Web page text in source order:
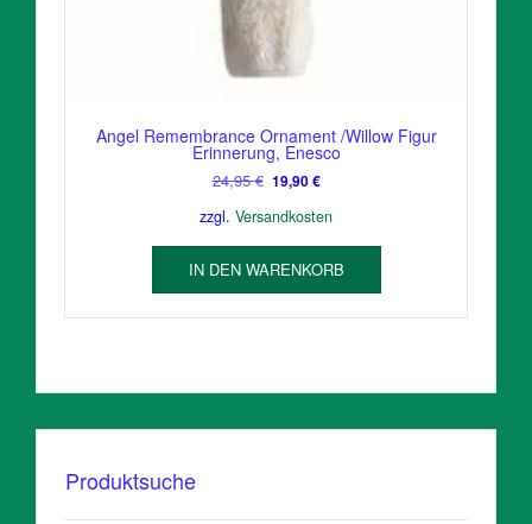
Angel Remembrance Ornament /Willow Figur
Erinnerung, Enesco
24,95€ Ursprünglicher
war:
24,95 €
19,90€Aktueller
ist:
19,90 €.
zzgl. Versandkosten
IN DEN WARENKORB
Produktsuche